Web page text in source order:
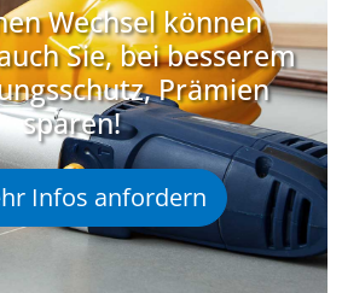
Wechsel können
Sie, bei besserem
Prämien
sparen!
Infos anfordern